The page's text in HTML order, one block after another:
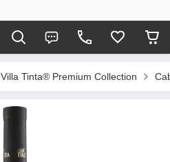
Villa Tinta® Premium Collection